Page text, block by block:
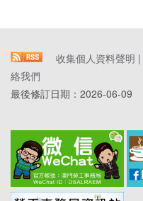
收集個人資料聲明 |
絡我們
最後修訂日期： 2026-06-09